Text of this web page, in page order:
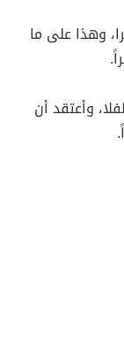
وهذا على ما
وأعتقد أن